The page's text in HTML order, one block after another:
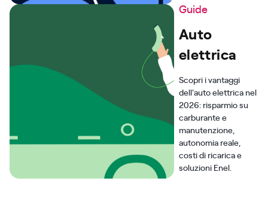
Guide
Auto
elettrica
Scopri i vantaggi
dell’auto elettrica nel
2026: risparmio su
carburante e
manutenzione,
autonomia reale,
costi di ricarica e
soluzioni Enel.